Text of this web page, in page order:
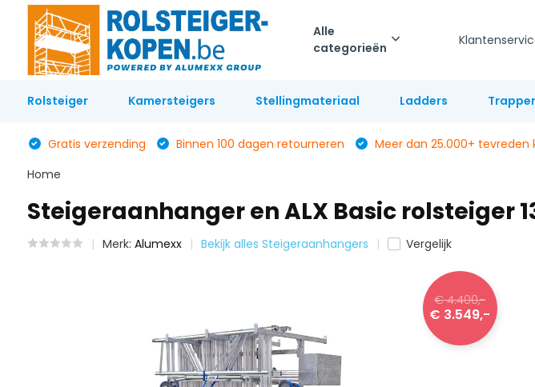
Alle
categorieën
Rolsteiger Kamersteigers Stellingmateriaal Ladders
Gratis verzending Binnen 100 dagen retourneren
Meer dan 25.000+ tevreden
Home
Steigeraanhanger en ALX Basic rolsteiger
Merk: Alumexx Bekijk alles Steigeraanhangers Vergelijk
€ 4.400,-
€ 3.549,-